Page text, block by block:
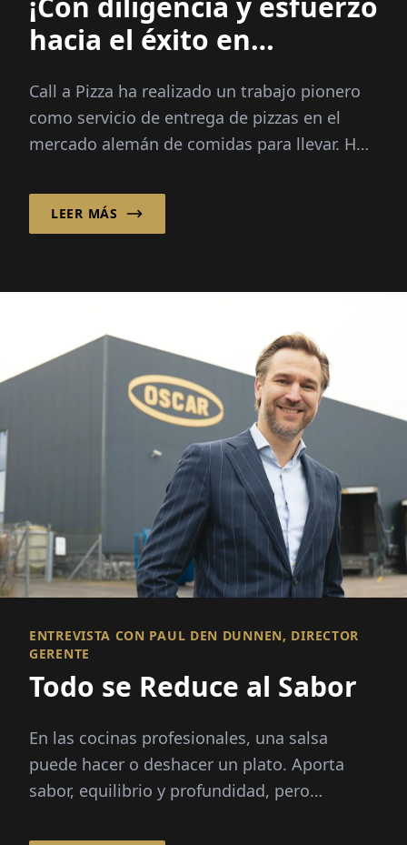
hacia el éxito en
Call a Pizza ha realizado un trabajo pionero
como servicio de entrega de pizzas en el
mercado alemán de comidas para llevar. Hoy
sistema de franquicias, ...
LEER MÁS
ENTREVISTA CON PAUL DEN DUNNEN, DIRECTOR
GERENTE
Todo se Reduce al Sabor
En las cocinas profesionales, una salsa
puede hacer o deshacer un plato. Aporta
sabor, equilibrio y profundidad, pero